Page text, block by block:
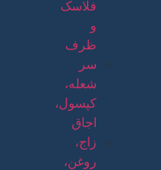
فلاسک
و
ظرف
سر
شعله،
کپسول،
اجاق
زاج،
روغن،